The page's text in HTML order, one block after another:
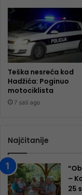
Teška nesreća kod
Hadžića: Poginuo
motociklista
7 sati ago
Najčitanije
–
25